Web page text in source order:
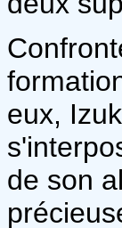
eux,
de son